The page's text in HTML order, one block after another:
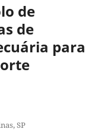
de
de
para
SP